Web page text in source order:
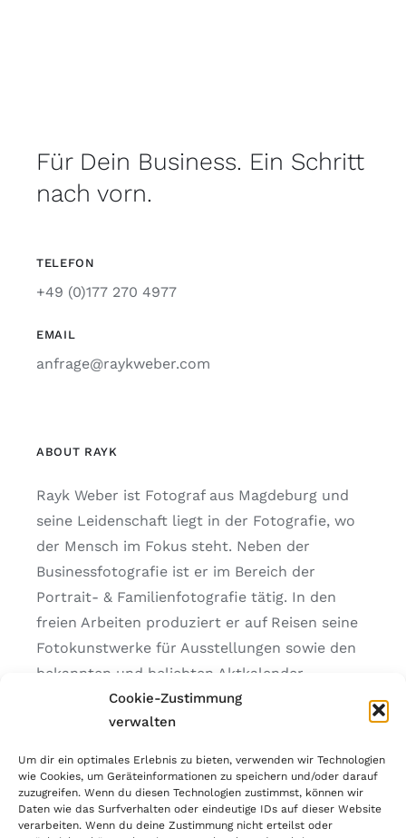
Cookie-Zustimmung
verwalten
Um dir ein optimales Erlebnis zu bieten, verwenden wir Technologien
wie Cookies, um Geräteinformationen zu speichern und/oder darauf
zuzugreifen. Wenn du diesen Technologien zustimmst, können wir
Daten wie das Surfverhalten oder eindeutige IDs auf dieser Website
verarbeiten. Wenn du deine Zustimmung nicht erteilst oder
Für Dein Business. Ein Schritt
nach vorn.
TELEFON
+49 (0)177 270 4977
EMAIL
anfrage@raykweber.com
ABOUT RAYK
Rayk Weber ist Fotograf aus Magdeburg und
seine Leidenschaft liegt in der Fotografie, wo
der Mensch im Fokus steht. Neben der
Businessfotografie ist er im Bereich der
Portrait- & Familienfotografie tätig. In den
freien Arbeiten produziert er auf Reisen seine
Fotokunstwerke für Ausstellungen sowie den
bekannten und beliebten Aktkalender
„Hautfreundli.ch“.
IMPRESSUM
DATENSCHUTZERKLÄRUNG